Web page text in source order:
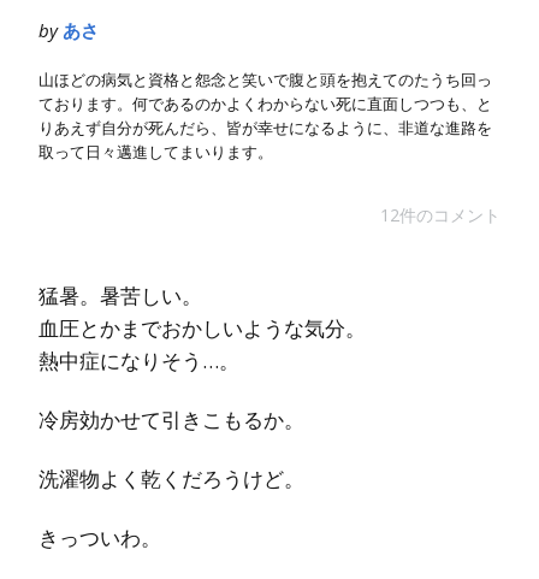
by あさ
山ほどの病気と資格と怨念と笑いで腹と頭を抱えてのたうち回っ
ております。何であるのかよくわからない死に直面しつつも、と
りあえず自分が死んだら、皆が幸せになるように、非道な進路を
取って日々邁進してまいります。
12件のコメント
猛暑。暑苦しい。
血圧とかまでおかしいような気分。
熱中症になりそう…。
冷房効かせて引きこもるか。
洗濯物よく乾くだろうけど。
きっついわ。